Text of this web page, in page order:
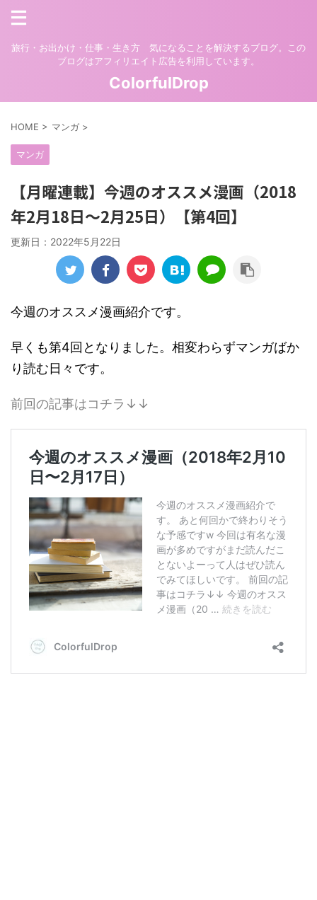
旅行・お出かけ・仕事・生き方 気になることを解決するブログ。この
ブログはアフィリエイト広告を利用しています。
ColorfulDrop
HOME > マンガ >
マンガ
【月曜連載】今週のオススメ漫画（2018
年2月18日〜2月25日）【第4回】
更新日： 2022年5月22日
今週のオススメ漫画紹介です。
早くも第4回となりました。相変わらずマンガばか
り読む日々です。
前回の記事はコチラ↓↓